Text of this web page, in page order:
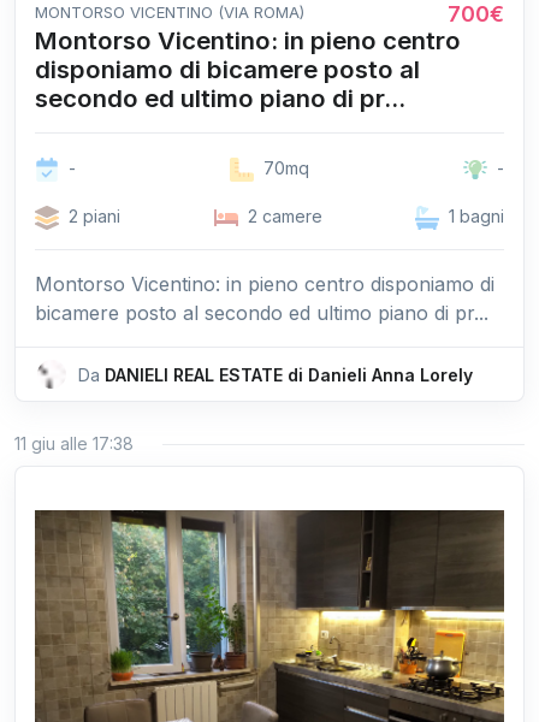
MONTORSO VICENTINO (VIA ROMA) 700€
Montorso Vicentino: in pieno centro
disponiamo di bicamere posto al
secondo ed ultimo piano di pr...
- 70mq -
2 piani 2 camere 1 bagni
Montorso Vicentino: in pieno centro disponiamo di
bicamere posto al secondo ed ultimo piano di pr...
Da DANIELI REAL ESTATE di Danieli Anna Lorely
11 giu alle 17:38